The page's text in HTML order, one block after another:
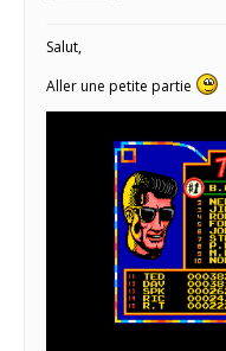
Salut,
Aller une petite partie